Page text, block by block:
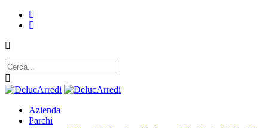
Azienda
Parchi